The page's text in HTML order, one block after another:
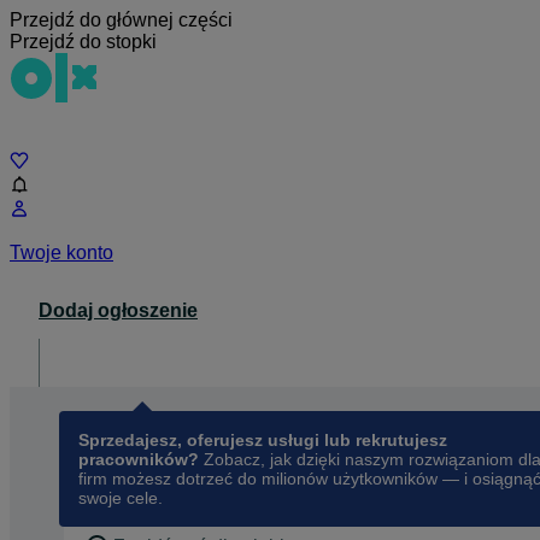
Przejdź do głównej części
Przejdź do stopki
Twoje konto
Dodaj ogłoszenie
Sprzedajesz, oferujesz usługi lub rekrutujesz
pracowników? Zobacz, jak dzięki naszym rozwiązaniom dla
firm możesz dotrzeć do milionów użytkowników — i osiągnąć
swoje cele.